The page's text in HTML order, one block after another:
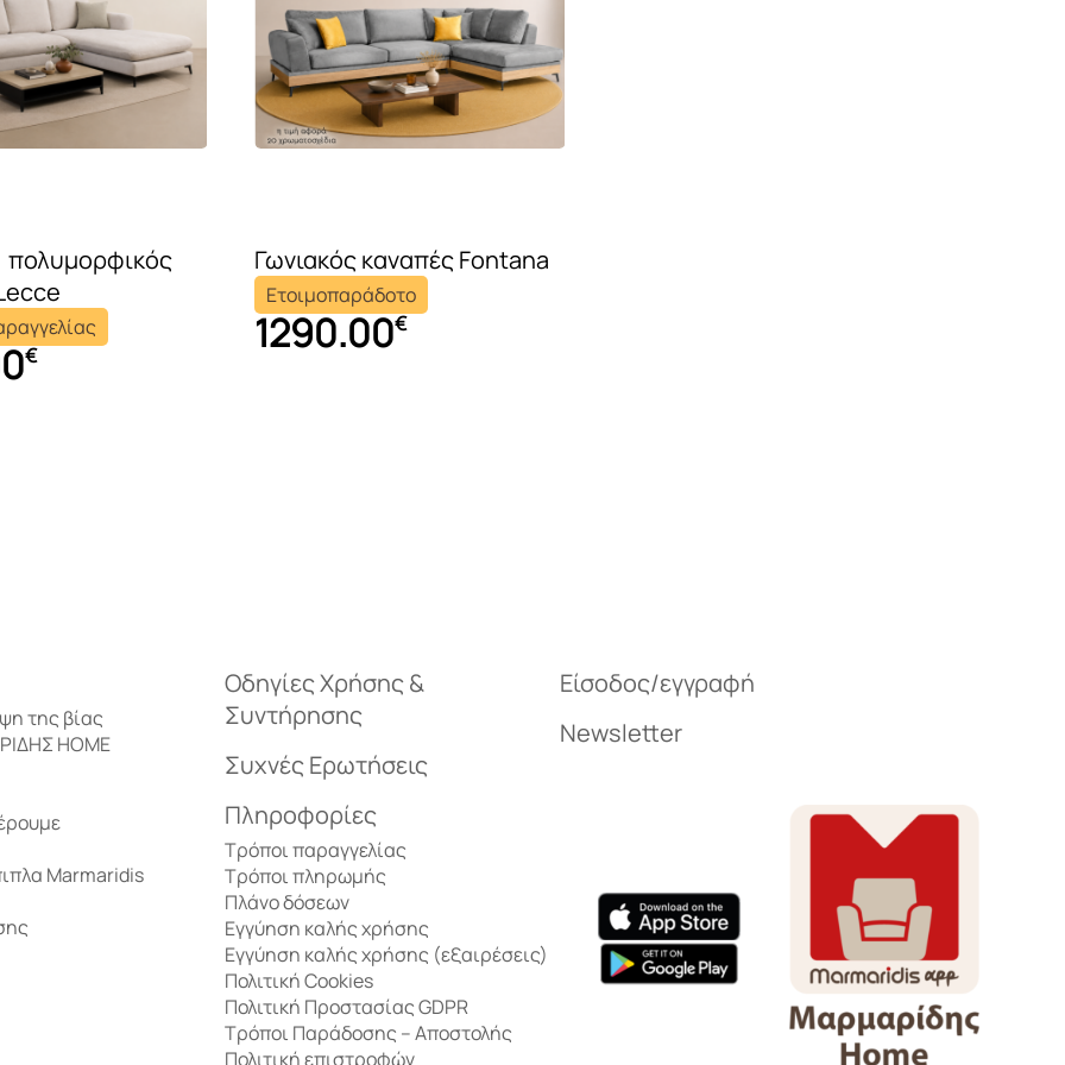
Μπουφέδες
Καρέκλες τραπεζαρίας
πολυμορφικός
€
Γωνιακός καναπές Fontana
Ετοιμοπαράδοτο
1290.00€
της βίας
HOME
Marmaridis
Οδηγίες Χρήσης &
Συντήρησης
Συχνές Ερωτήσεις
Πληροφορίες
Τρόποι παραγγελίας
Τρόποι πληρωμής
Πλάνο δόσεων
Εγγύηση καλής χρήσης
Εγγύηση καλής χρήσης (εξαιρέσεις)
Πολιτική Cookies
Πολιτική Προστασίας GDPR
Τρόποι Παράδοσης – Αποστολής
Πολιτική επιστροφών
Είσοδος/εγγραφή
Newsletter